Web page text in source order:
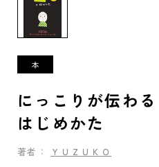
にっこりが伝わ
はじめかた
著者： ＹＵＺＵＫＯ